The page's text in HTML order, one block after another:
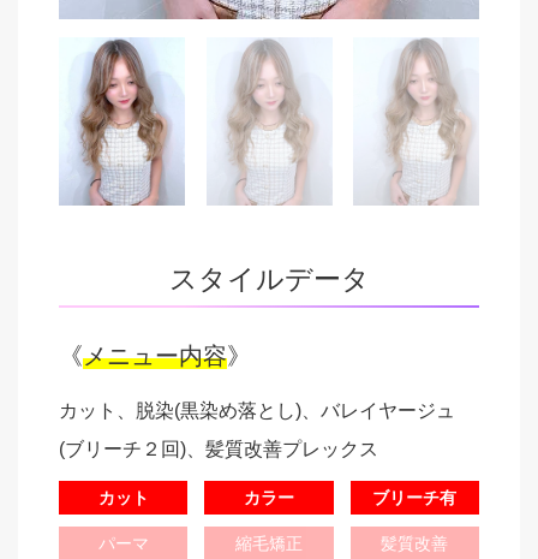
スタイルデータ
《メニュー内容》
カット、脱染(黒染め落とし)、バレイヤージュ
(ブリーチ２回)、髪質改善プレックス
カット カラー ブリーチ有
パーマ 縮毛矯正 髪質改善